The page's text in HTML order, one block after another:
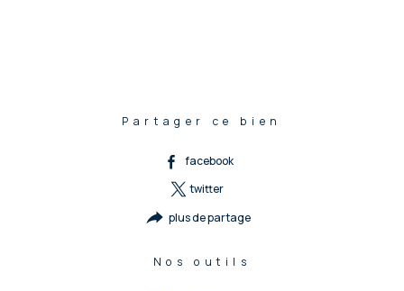
Partager ce bien
facebook
twitter
plus de partage
Nos outils